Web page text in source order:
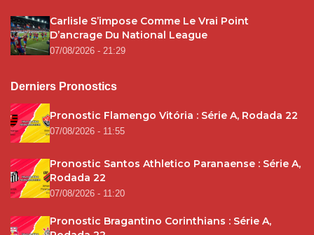
Carlisle S’impose Comme Le Vrai Point
D’ancrage Du National League
07/08/2026 - 21:29
Derniers Pronostics
Pronostic Flamengo Vitória : Série A, Rodada 22
07/08/2026 - 11:55
Pronostic Santos Athletico Paranaense : Série A,
Rodada 22
07/08/2026 - 11:20
Pronostic Bragantino Corinthians : Série A,